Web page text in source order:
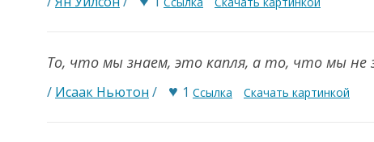
То, что мы знаем, это капля, а то, что мы не
/ Исаак Ньютон / ♥ 1 Ссылка Скачать картинкой